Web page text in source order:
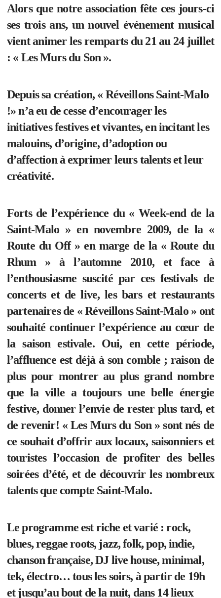
Alors que notre association fête ces jours-ci
ses trois ans, un nouvel événement musical
vient animer les remparts du 21 au 24 juillet
: « Les Murs du Son ».
Depuis sa création, « Réveillons Saint-Malo
!» n’a eu de cesse d’encourager les
initiatives festives et vivantes, en incitant les
malouins, d’origine, d’adoption ou
d’affection à exprimer leurs talents et leur
créativité.
Forts de l’expérience du « Week-end de la
Saint-Malo » en novembre 2009, de la «
Route du Off » en marge de la « Route du
Rhum » à l’automne 2010, et face à
l’enthousiasme suscité par ces festivals de
concerts et de live, les bars et restaurants
partenaires de « Réveillons Saint-Malo » ont
souhaité continuer l’expérience au cœur de
la saison estivale. Oui, en cette période,
l’affluence est déjà à son comble ; raison de
plus pour montrer au plus grand nombre
que la ville a toujours une belle énergie
festive, donner l’envie de rester plus tard, et
de revenir! « Les Murs du Son » sont nés de
ce souhait d’offrir aux locaux, saisonniers et
touristes l’occasion de profiter des belles
soirées d’été, et de découvrir les nombreux
talents que compte Saint-Malo.
Le programme est riche et varié : rock,
blues, reggae roots, jazz, folk, pop, indie,
chanson française, DJ live house, minimal,
tek, électro… tous les soirs, à partir de 19h
et jusqu’auboutde la nuit, dans 14 lieux